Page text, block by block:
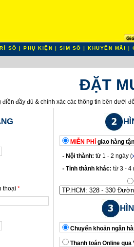
SỐ | PHỤ KIỆN | SIM SỐ | KHUYẾN MÃI |
ĐẶT
điền đầy đủ & chính xác các thông tin bên dưới
thoại *
MIỄN PHÍ giao hàng
- Nội thành: từ 1 - 2 ngày (
- Tỉnh thành khác: từ 3 - 4
Chuyển khoản ngân
Thanh toán Online qua